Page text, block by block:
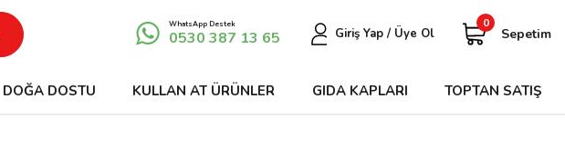
WhatsApp Destek
0530 387 13 65 Giriş Yap / Üye Ol
0
Sepetim
DOĞA DOSTU KULLAN AT ÜRÜNLER GIDA KAPLARI TOPTAN SATIŞ